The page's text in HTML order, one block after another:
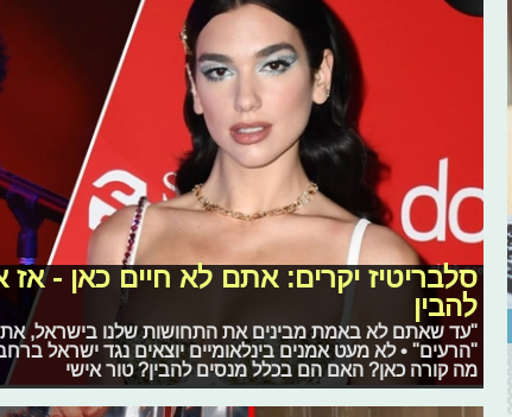
סלבריטיז יקרים: אתם לא חיים כאן -
להבין
"עד שאתם לא באמת מבינים את התחושות שלנו בישראל,
"הרעים" • לא מעט אמנים בינלאומיים יוצאים נגד ישראל
מה קורה כאן? האם הם בכלל מנסים להבין? טור אישי